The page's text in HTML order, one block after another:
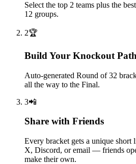
Select the top 2 teams plus the
12 groups.
2🏆
Build Your Knockout Path
Auto-generated Round of 32
all the way to the Final.
3📲
Share with Friends
Every bracket gets a unique short
X, Discord, or email — friends
make their own.